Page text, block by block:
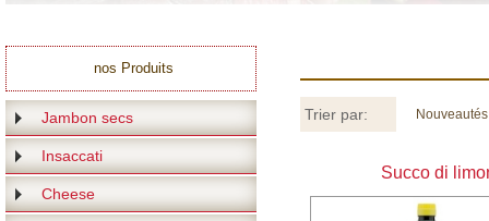
nos Produits
Jambon secs
Insaccati
Cheese
Trier par: Nouveautés
Succo di